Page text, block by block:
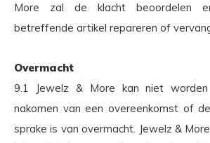
More zal de klacht beoordelen
betreffende artikel repareren of
Overmacht
9.1 Jewelz & More kan niet
nakomen van een overeenkomst of
sprake is van overmacht. Jewelz &